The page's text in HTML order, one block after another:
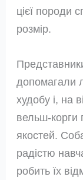
цієї породи
розмір.
допомагали
худобу і, на
вельш-корги
якостей.
радістю
робить їх